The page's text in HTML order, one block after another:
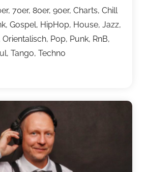
70er, 80er, 90er, Charts, Chill
Gospel, HipHop, House, Jazz,
Orientalisch, Pop, Punk, RnB,
Tango, Techno